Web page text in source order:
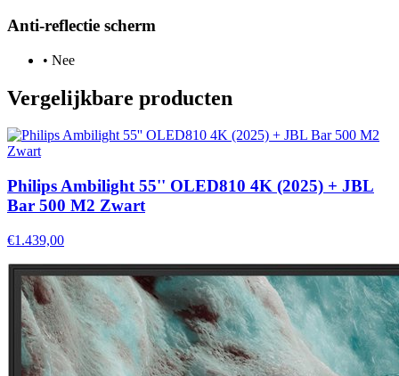
Anti-reflectie scherm
• Nee
Vergelijkbare producten
Philips Ambilight 55'' OLED810 4K (2025) + JBL
Bar 500 M2 Zwart
€1.439,00